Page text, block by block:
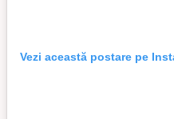
Vezi această postare pe